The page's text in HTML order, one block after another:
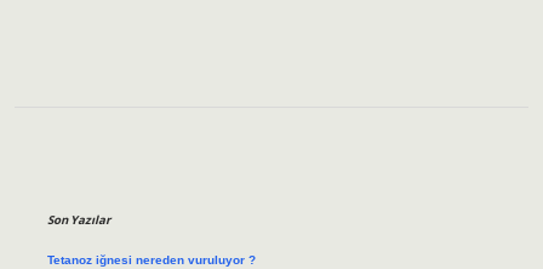
Son Yazılar
Tetanoz iğnesi nereden vuruluyor ?